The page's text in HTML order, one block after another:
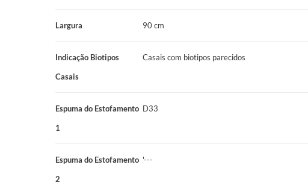
Marca: Prodormir
Linha/Coleção: Hotelaria Prodormir
Categoria: Colchão
Tamanho: Solteirão
Sistema de Molejo: Mira-Coil
Largura 90 cm
Indicação Biotipos
Casais
Casais com biotipos parecidos
Espuma do Estofamento
1
D33
Espuma do Estofamento
2
'---